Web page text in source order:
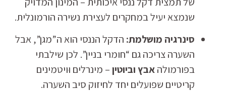
שנמצא יעיל במחקרים לעצירת נשירה הורמונלית.
סינרגיה מושלמת: הדקל הננסי הוא ה”מגן”, אבל
השערה צריכה גם “חומרי בניין”. לכן שילבתי
בפורמולהאבץ וביוטין– מינרלים וּויטמינים
קריטיים שפועלים יחד לחיזוק סיב השערה.